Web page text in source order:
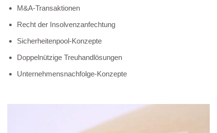
M&A-Transaktionen
Recht der Insolvenzanfechtung
Sicherheitenpool-Konzepte
Doppelnützige Treuhandlösungen
Unternehmensnachfolge-Konzepte